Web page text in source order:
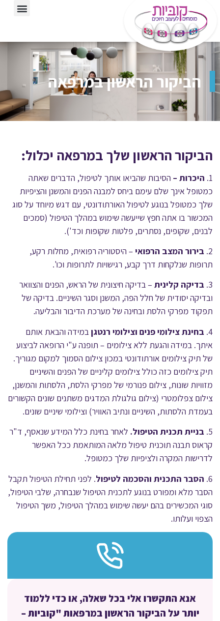
הביקור הראשון במרפאה
הביקור הראשון שלך במרפאה יכלול:
1. היכרות – הסיבות שהביאו אותך לטיפול, הדברים שאתה
כמטופל אינך שלם עימם ביחס למבנה הפנים והמשנן והציפיות
שלך כמטופל בנוגע לטיפול האורתודונטי, עם דגש מיוחד על סוג
המכשור בו אתה חפץ שייעשה שימוש במהלך הטיפול (סמכים
לבנים, שקופים, נסתרים, פלטות שקופות וכד').
2. בירור המצב הרפואי – היסטוריה רפואית, מחלות רקע,
תרופות שנלקחות דרך קבע, רגישויות לתרופות וכו'.
3. בדיקה קלינית – בדיקה חיצונית של הראש, הפנים והצוואר
ובדיקה יסודית של חלל הפה, המשנן וסגר השיניים. בדיקה של
תפקוד מפרקי הלסת ובחינה של מערכת הדיבור והבליעה.
4. בחינת צילומי פנים וצילומי רנטגןבמידה והבאת אותם
איתך. במידה והגעת ללא צילומים – תופנה ע"י הרופאה לביצוע
של תיק צילומים אורתודונטי במכון צילום הסמוך למקום מגוריך.
תיק צילומים כזה כולל צילומים קליניים של הפנים והשיניים
מזוויות שונות, צילום פנורמי של מפרקי הלסת, הלסתות והמשנן,
צילום צפלומטרי (צילום גולגולת המדגים משתנים שונים הקשורים
בעמדת הלסתות, השיניים ונתיב האוויר) וצילומי שיניים שונים.
5. בניית תכנית הטיפול. לאחר בחינת כלל המידע שנאסף, ד"ר
קראוס תבנה תוכנית טיפול מלאה המותאמת ככל האפשר
לדרישות המקרה ולציפיות שלך כמטופל.
6. הסבר התכנית והסכמה לטיפול. לפני תחילת הטיפול תקבל
הסבר מלא ומפורט בנוגע לתכנית הטיפול שנבחרה, שלבי הטיפול,
סוגי המכשירים בהם יעשה שימוש במהלך הטיפול, משך הטיפול
הצפוי ועלותו.
אנא התקשרו אלי בכל שאלה, או כדי ללמוד
יותר על הביקור הראשון במרפאות "קוביות –